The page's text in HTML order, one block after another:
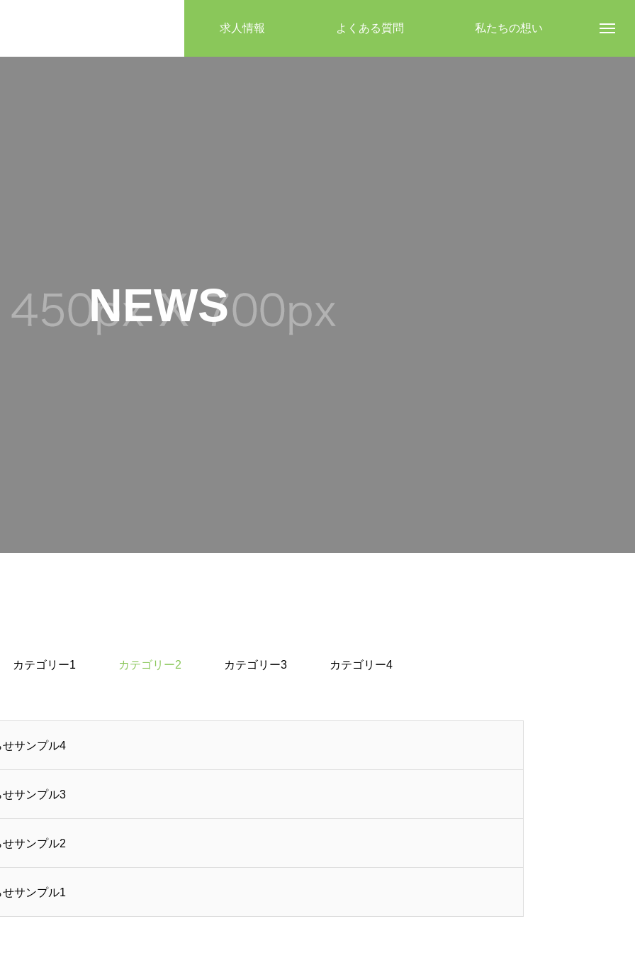
求人情報 よくある質問 私たちの想い
NEWS
カテゴリー1 カテゴリー2 カテゴリー3 カテゴリー4
せサンプル4
せサンプル3
せサンプル2
せサンプル1